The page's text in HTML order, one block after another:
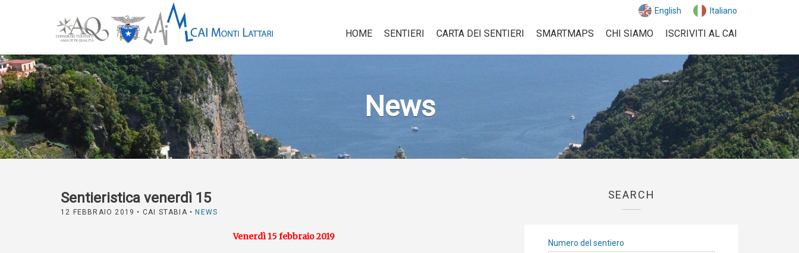
English Italiano
HOME SENTIERI CARTA DEI SENTIERI SMARTMAPS CHI SIAMO ISCRIVITI AL CAI
News
Sentieristica venerdì 15
12 FEBBRAIO 2019 • CAI STABIA • NEWS
Venerdì 15 febbraio 2019
SEARCH
Numero del sentiero